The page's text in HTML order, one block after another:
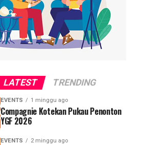
LATEST TRENDING
EVENTS 1 minggu ago
Compagnie Kotekan Pukau Penonton
YGF 2026
EVENTS 2 minggu ago